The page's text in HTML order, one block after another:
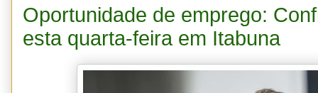
Oportunidade de emprego:
esta quarta-feira em Itabuna